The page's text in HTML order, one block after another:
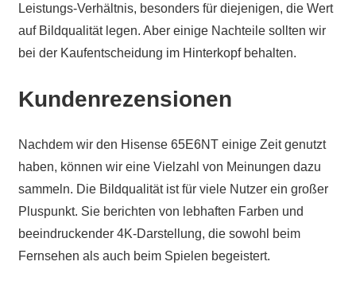
Leistungs-Verhältnis, besonders für diejenigen, die Wert
auf Bildqualität legen. Aber einige Nachteile sollten wir
bei der Kaufentscheidung im Hinterkopf behalten.
Kundenrezensionen
Nachdem wir den Hisense 65E6NT einige Zeit genutzt
haben, können wir eine Vielzahl von Meinungen dazu
sammeln. Die Bildqualität ist für viele Nutzer ein großer
Pluspunkt. Sie berichten von lebhaften Farben und
beeindruckender 4K-Darstellung, die sowohl beim
Fernsehen als auch beim Spielen begeistert.